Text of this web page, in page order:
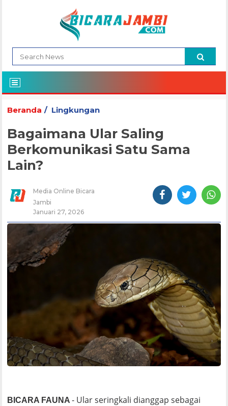
Beranda Lingkungan
Bagaimana Ular Saling
Berkomunikasi Satu Sama
Lain?
Media Online Bicara
Jambi
Januari 27, 2026
BICARA FAUNA- Ular seringkali dianggap sebagai